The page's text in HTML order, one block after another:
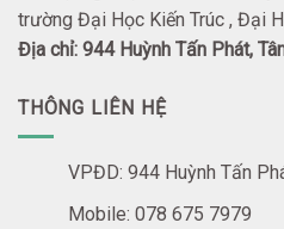
trường Đại Học Kiến Trúc , Đại
Địa chỉ: 944 Huỳnh Tấn Phát,
THÔNG LIÊN HỆ
VPĐD: 944 Huỳnh Tấn
Mobile: 078 675 7979